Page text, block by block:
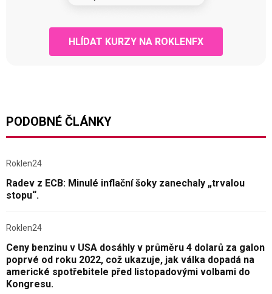
HLÍDAT KURZY NA ROKLENFX
PODOBNÉ ČLÁNKY
Roklen24
Radev z ECB: Minulé inflační šoky zanechaly „trvalou
stopu“.
Roklen24
Ceny benzinu v USA dosáhly v průměru 4 dolarů za galon
poprvé od roku 2022, což ukazuje, jak válka dopadá na
americké spotřebitele před listopadovými volbami do
Kongresu.